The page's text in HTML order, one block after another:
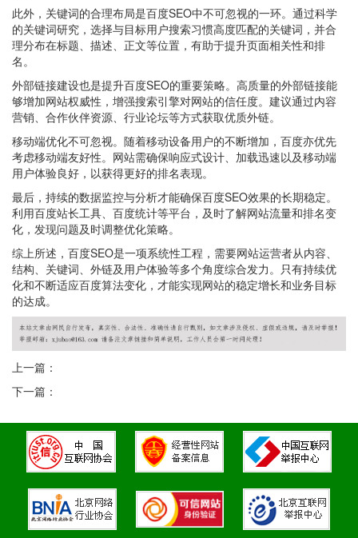
此外，关键词的合理布局是百度SEO中不可忽视的一环。通过科学
的关键词研究，选择与目标用户搜索习惯高度匹配的关键词，并合
理分布在标题、描述、正文等位置，有助于提升页面相关性和排
名。
外部链接建设也是提升百度SEO的重要策略。高质量的外部链接能
够增加网站权威性，增强搜索引擎对网站的信任度。建议通过内容
营销、合作伙伴资源、行业论坛等方式获取优质外链。
移动端优化不可忽视。随着移动设备用户的不断增加，百度亦优先
考虑移动端友好性。网站需确保响应式设计、加载迅速以及移动端
用户体验良好，以获得更好的排名表现。
最后，持续的数据监控与分析才能确保百度SEO效果的长期稳定。
利用百度站长工具、百度统计等平台，及时了解网站流量和排名变
化，发现问题及时调整优化策略。
综上所述，百度SEO是一项系统性工程，需要网站运营者从内容、
结构、关键词、外链及用户体验等多个角度综合发力。只有持续优
化和不断适应百度算法变化，才能实现网站的稳定增长和业务目标
的达成。
上一篇：
下一篇：